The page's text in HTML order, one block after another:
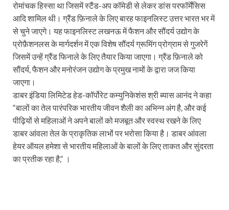
रोमांचक हिस्सा था जिसमें स्टैंड-अप कॉमेडी से लेकर डांस परफॉर्मेंसिस
आदि शामिल थी। ग्रैंड फ़िनाले के लिए बारह फाइनलिस्ट उत्तर भारत भर में
से चुने जाएगे। यह फाइनलिस्ट लखनऊ में फैशन और सौंदर्य उद्योग के
प्रोफ़ैशनलस के मार्गदर्शन में एक विशेष सौंदर्य ग्रूमिंग प्रोग्राम से गुजरेगें
जिसमें उन्हें ग्रैंड फिनाले के लिए तैयार किया जाएगा। ग्रैंड फ़िनाले को
सौंदर्य, फैशन और मनोरंजन उद्योग के प्रमुख नामों के द्वारा जज किया
जाएगा।
डाबर इंडिया लिमिटेड हेड-कॉर्पोरेट कम्युनिकेशंस श्री ब्यास आनंद ने कहा
“बालों का तेल पारंपरिक भारतीय जीवन शैली का अभिन्न अंग है, और कई
पीढ़ियों से महिलाओं ने अपने बालों को मजबूत और स्वस्थ रखने के लिए
डाबर आंवला तेल के प्राकृतिक लाभों पर भरोसा किया है। डाबर आंवला
हेयर ऑयल हमेशा से भारतीय महिलाओं के बालों के लिए ताकत और सुंदरता
का प्रतीक रहा है,“ ।